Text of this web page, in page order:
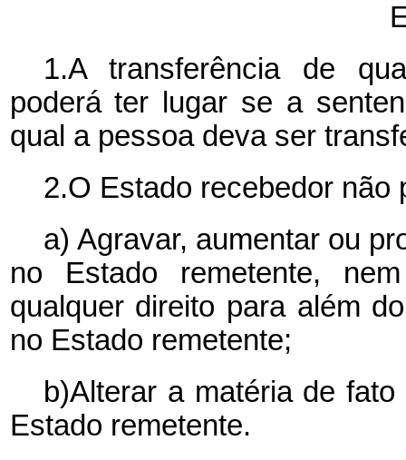
1.A transferência de
poderá ter lugar se a
qual a pessoa deva ser
2.O Estado recebedor não
a) Agravar, aumentar ou
no Estado remetente,
qualquer direito para além
no Estado remetente;
b)Alterar a matéria de
Estado remetente.